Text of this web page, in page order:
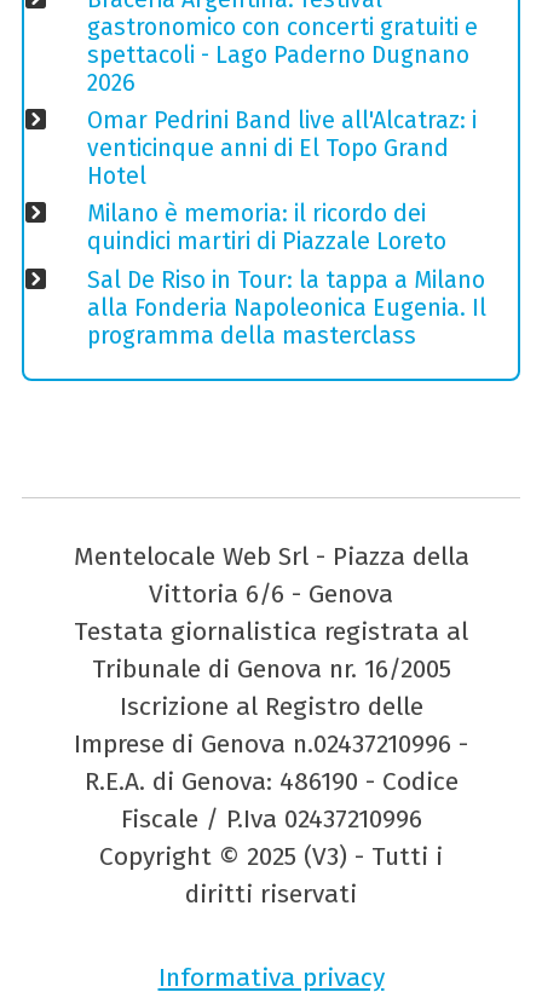
gastronomico con concerti gratuiti e
spettacoli - Lago Paderno Dugnano
2026
Omar Pedrini Band live all'Alcatraz: i
venticinque anni di El Topo Grand
Hotel
Milano è memoria: il ricordo dei
quindici martiri di Piazzale Loreto
Sal De Riso in Tour: la tappa a Milano
alla Fonderia Napoleonica Eugenia. Il
programma della masterclass
Mentelocale Web Srl - Piazza della
Vittoria 6/6 - Genova
Testata giornalistica registrata al
Tribunale di Genova nr. 16/2005
Iscrizione al Registro delle
Imprese di Genova n.02437210996 -
R.E.A. di Genova: 486190 - Codice
Fiscale / P.Iva 02437210996
Copyright © 2025 (V3) - Tutti i
diritti riservati
Informativa privacy